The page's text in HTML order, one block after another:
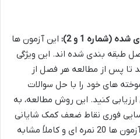
(شماره 1 و 2):
این آزمون ها
طبقه بندی شده اند. این ویژگی
تا پس از مطالعه هر فصل از
های خود را با حل سوالات
کنید. این روش مطالعه، به
فوری نقاط ضعف کمک شایانی
می کند. سوالات این آزمون ها 20 نمره ای و کاملاً مشابه